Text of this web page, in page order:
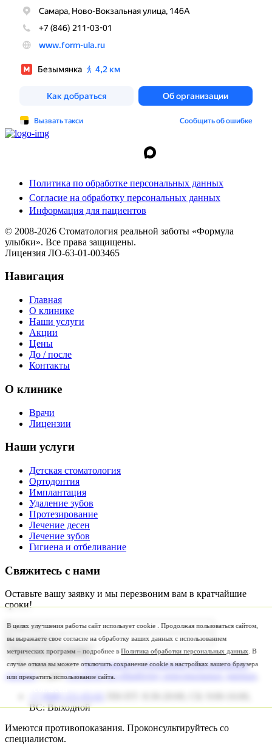
Политика по обработке персональных данных
Согласие на обработку персональных данных
Информация для пациентов
© 2008-2026 Стоматология реальной заботы «Формула
улыбки». Все права защищены.
Лицензия ЛО-63-01-003465
Навигация
Главная
О клинике
Наши услуги
Акции
Цены
До / после
Контакты
О клинике
Врачи
Лицензии
Наши услуги
Детская стоматология
Ортодонтия
Имплантация
Удаление зубов
Протезирование
Лечение десен
Лечение зубов
Гигиена и отбеливание
Свяжитесь с нами
Оставьте вашу заявку и мы перезвоним вам в кратчайшие
сроки!
Записаться на приём
Я ознакомлен сПолитикой в отношении персональных
данныхи даюСогласие на обработку персональных данных
ВС: Выходной
Имеются противопоказания. Проконсультируйтесь со
специалистом.
В целях улучшения работы сайт использует cookie . Продолжая пользоваться сайтом,
вы выражаете свое согласие на обработку ваших данных с использованием
метрических программ – подробнее вПолитика обработки персональных данных . В
случае отказа вы можете отключить сохранение cookie в настройках вашего браузера
или прекратить использование сайта.